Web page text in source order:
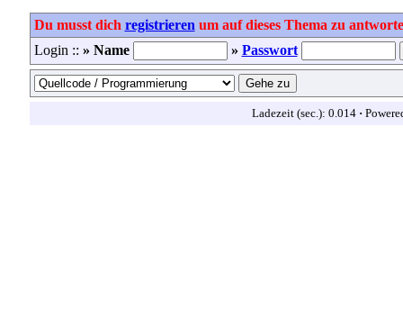
Du musst dich registrieren um auf dieses Thema zu
Login :: » Name » Passwort
Ladezeit (sec.): 0.014 ·